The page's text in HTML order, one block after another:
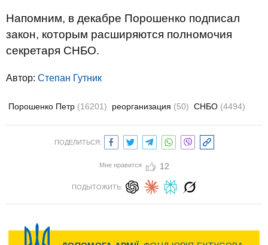
Напомним, в декабре Порошенко подписал
закон, которым расширяются полномочия
секретаря СНБО.
Автор: Степан Гутник
Порошенко Петр (16201) реорганизация (50) СНБО (4494)
ПОДЕЛИТЬСЯ:
Мне нравится 12
ПОДЫТОЖИТЬ: